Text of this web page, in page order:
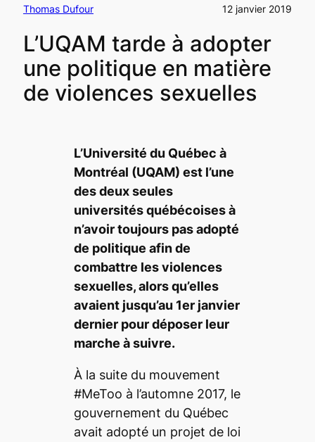
Thomas Dufour 12 janvier 2019
L’UQAM tarde à adopter
une politique en matière
de violences sexuelles
L’Université du Québec à
Montréal (UQAM) est l’une
des deux seules
universités québécoises à
n’avoir toujours pas adopté
de politique afin de
combattre les violences
sexuelles, alors qu’elles
avaient jusqu’au 1er janvier
dernier pour déposer leur
marche à suivre.
À la suite du mouvement
#MeToo à l’automne 2017, le
gouvernement du Québec
avait adopté un projet de loi